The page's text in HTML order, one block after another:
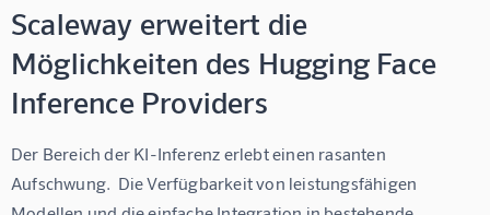
Scaleway erweitert die
Möglichkeiten des Hugging Face
Inference Providers
Der Bereich der KI-Inferenz erlebt einen rasanten
Aufschwung.  Die Verfügbarkeit von leistungsfähigen